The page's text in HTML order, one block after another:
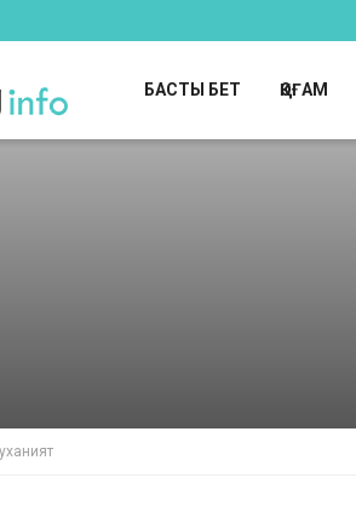
БАСТЫ БЕТ ҚОҒАМ